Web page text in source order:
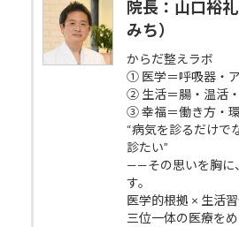
院長：山口裕
みち）
からだ整えラボ
① 医学＝呼吸器・
② 生活＝腸・温活
③ 幸福＝働き方・
“病気を診るだけで
診たい”
——その思いを胸に
す。
医学的根拠 × 生活
三位一体の医療をめ